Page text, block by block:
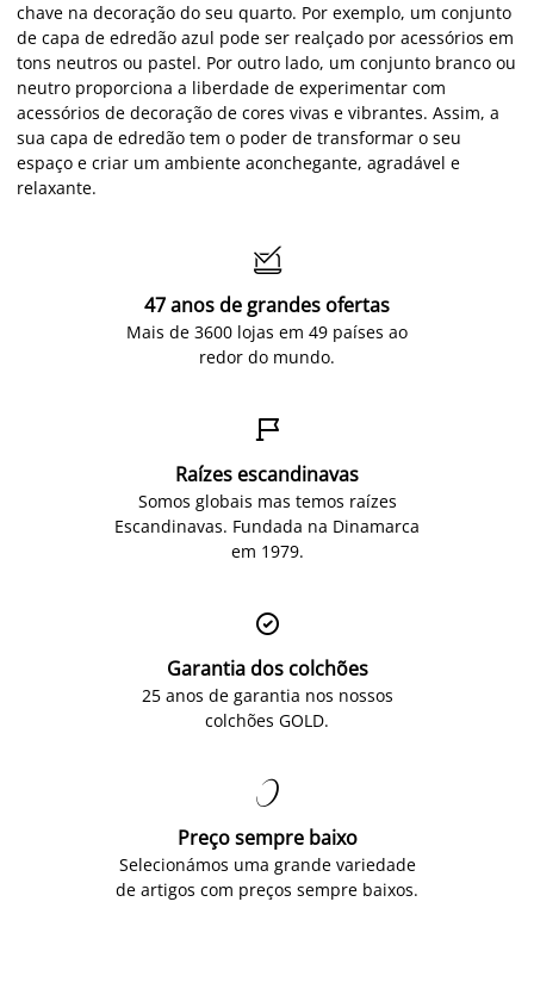
chave na decoração do seu quarto. Por exemplo, um conjunto
de capa de edredão azul pode ser realçado por acessórios em
tons neutros ou pastel. Por outro lado, um conjunto branco ou
neutro proporciona a liberdade de experimentar com
acessórios de decoração de cores vivas e vibrantes. Assim, a
sua capa de edredão tem o poder de transformar o seu
espaço e criar um ambiente aconchegante, agradável e
relaxante.

47 anos de grandes ofertas
Mais de 3600 lojas em 49 países ao
redor do mundo.

Raízes escandinavas
Somos globais mas temos raízes
Escandinavas. Fundada na Dinamarca
em 1979.

Garantia dos colchões
25 anos de garantia nos nossos
colchões GOLD.

Preço sempre baixo
Selecionámos uma grande variedade
de artigos com preços sempre baixos.